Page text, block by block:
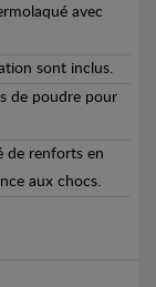
avec
sont inclus.
de poudre pour
de renforts en
aux chocs.